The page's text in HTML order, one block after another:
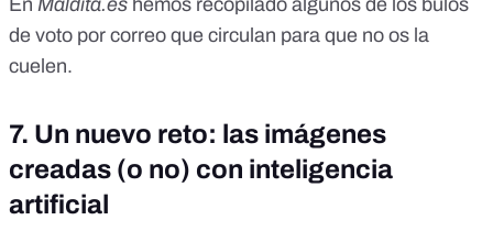
de voto por correo que circulan para que no os la
cuelen.
7. Un nuevo reto: las imágenes
creadas (o no) con inteligencia
artificial